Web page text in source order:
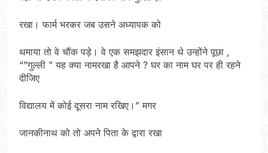
रखा। फार्म भरकर जब उसने अध्यापक को
थमाया तो वे चौंक पड़े। वे एक समझदार इंसान थे उन्होंने पूछा ,
“”गुल्ली ” यह क्या नामरखा है आपने ? घर का नाम घर पर ही रहने
दीजिए
विद्यालय में कोई दूसरा नाम रखिए।” मगर
जानकीनाथ को तो अपने पिता के द्वारा रखा